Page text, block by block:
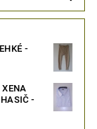
-
XENA
-